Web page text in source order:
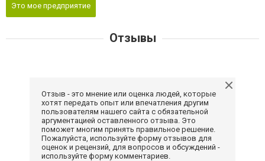
Это мое предприятие
Отзывы
Отзыв - это мнение или оценка людей, которые
хотят передать опыт или впечатления другим
пользователям нашего сайта с обязательной
аргументацией оставленного отзыва. Это
поможет многим принять правильное решение.
Пожалуйста, используйте форму отзывов для
оценок и рецензий, для вопросов и обсуждений -
используйте форму комментариев.